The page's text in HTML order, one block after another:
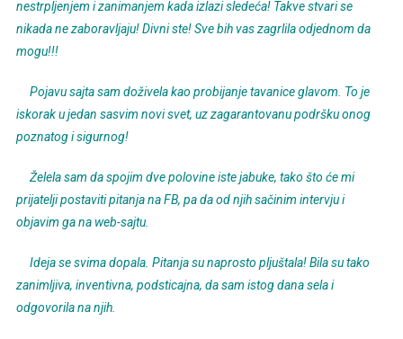
nestrpljenjem i zanimanjem kada izlazi sledeća! Takve stvari se
nikada ne zaboravljaju! Divni ste! Sve bih vas zagrlila odjednom da
mogu!!!
Pojavu sajta sam doživela kao probijanje tavanice glavom. To je
iskorak u jedan sasvim novi svet, uz zagarantovanu podršku onog
poznatog i sigurnog!
Želela sam da spojim dve polovine iste jabuke, tako što će mi
prijatelji postaviti pitanja na FB, pa da od njih sačinim intervju i
objavim ga na web-sajtu.
Ideja se svima dopala. Pitanja su naprosto pljuštala! Bila su tako
zanimljiva, inventivna, podsticajna, da sam istog dana sela i
odgovorila na njih.